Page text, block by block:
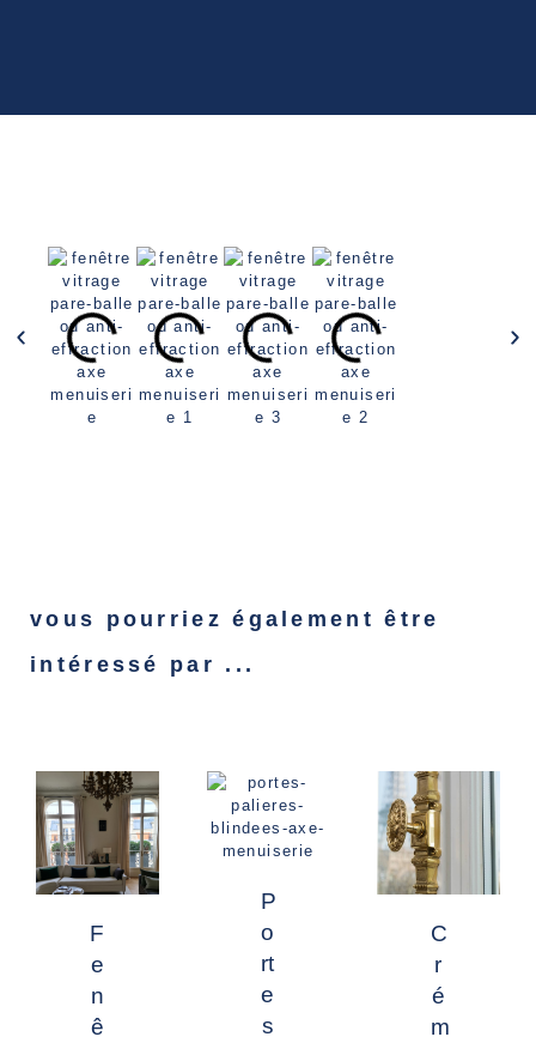
vous pourriez également être
intéressé par ...
F
e
n
ê
P
o
rt
e
s
C
r
é
m